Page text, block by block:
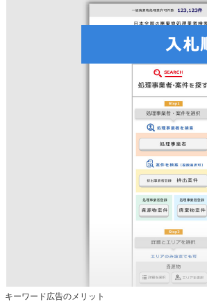
キーワード広告のメリット